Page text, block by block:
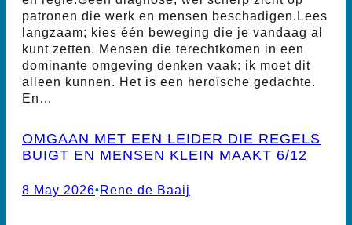
patronen die werk en mensen beschadigen.Lees
langzaam; kies één beweging die je vandaag al
kunt zetten. Mensen die terechtkomen in een
dominante omgeving denken vaak: ik moet dit
alleen kunnen. Het is een heroïsche gedachte.
En…
OMGAAN MET EEN LEIDER DIE REGELS
BUIGT EN MENSEN KLEIN MAAKT 6/12
8 May 2026•Rene de Baaij